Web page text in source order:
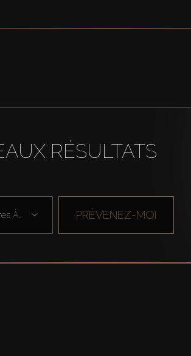
RÉSULTATS
Chambres À Cou ... PRÉVENEZ-MOI